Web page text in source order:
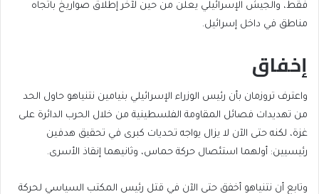
فقط، والجيش الإسرائيلي يعلن من حين لآخر إطلاق صواريخ باتجاه
مناطق في داخل إسرائيل.
إخفاق
واعترف تروزمان بأن رئيس الوزراء الإسرائيلي بنيامين نتنياهو حاول الحد
من تهديدات فصائل المقاومة الفلسطينية من خلال الحرب الدائرة على
غزة، لكنه حتى الآن لا يزال يواجه تحديات كبرى في تحقيق هدفين
رئيسيين: أولهما استئصال حركة حماس، وثانيهما إنقاذ الأسرى.
وتابع أن نتنياهو أخفق حتى الآن في قتل رئيس المكتب السياسي لحركة